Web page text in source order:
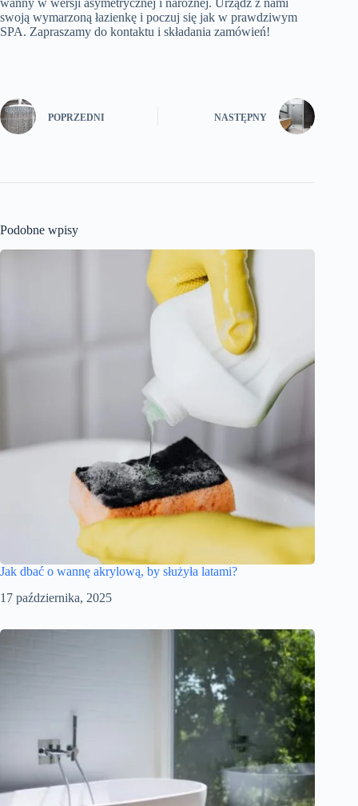
wanny w wersji asymetrycznej i narożnej. Urządź z nami
swoją wymarzoną łazienkę i poczuj się jak w prawdziwym
SPA. Zapraszamy do kontaktu i składania zamówień!
POPRZEDNI NASTĘPNY
Podobne wpisy
Jak dbać o wannę akrylową, by służyła latami?
17 października, 2025